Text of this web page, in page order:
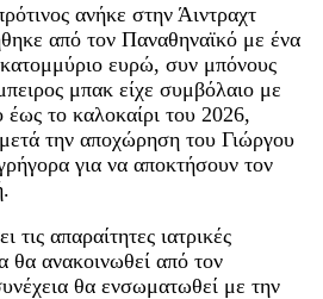
ανήκε στην Άιντραχτ
από τον Παναθηναϊκό με ένα
ευρώ, συν μπόνους
μπακ είχε συμβόλαιο με
το καλοκαίρι του 2026,
την αποχώρηση του Γιώργου
για να αποκτήσουν τον
απαραίτητες ιατρικές
θα ανακοινωθεί από τον
θα ενσωματωθεί με την